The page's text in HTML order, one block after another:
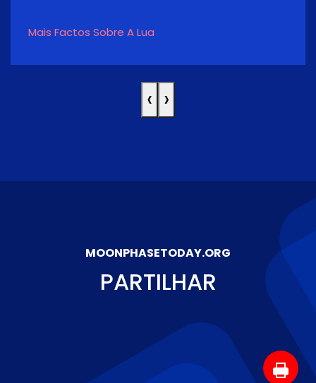
Mais Factos Sobre A Lua
‹ ›
MOONPHASETODAY.ORG
PARTILHAR